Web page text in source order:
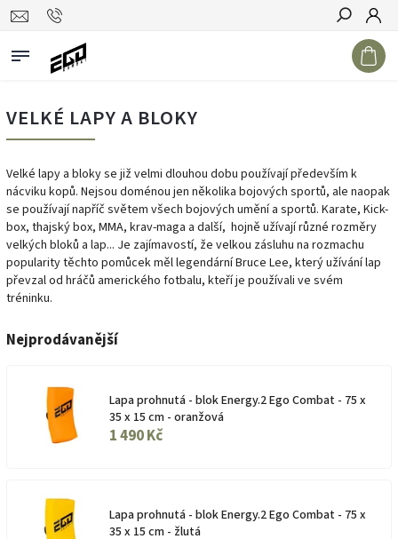
Hledat
VELKÉ LAPY A BLOKY
Velké lapy a bloky se již velmi dlouhou dobu používají především k
nácviku kopů. Nejsou doménou jen několika bojových sportů, ale naopak
se používají napříč světem všech bojových umění a sportů. Karate, Kick-
box, thajský box, MMA, krav-maga a další, hojně užívají různé rozměry
velkých bloků a lap... Je zajímavostí, že velkou zásluhu na rozmachu
popularity těchto pomůcek měl legendární Bruce Lee, který užívání lap
převzal od hráčů amerického fotbalu, kteří je používali ve svém
tréninku.
Nejprodávanější
Lapa prohnutá - blok Energy.2 Ego Combat - 75 x
35 x 15 cm - oranžová
1 490 Kč
Lapa prohnutá - blok Energy.2 Ego Combat - 75 x
35 x 15 cm - žlutá